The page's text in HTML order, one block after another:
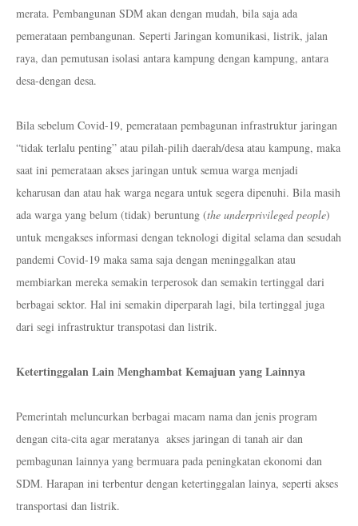
merata. Pembangunan SDM akan dengan mudah, bila saja ada
pemerataan pembangunan. Seperti Jaringan komunikasi, listrik, jalan
raya, dan pemutusan isolasi antara kampung dengan kampung, antara
desa-dengan desa.
Bila sebelum Covid-19, pemerataan pembagunan infrastruktur jaringan
“tidak terlalu penting” atau pilah-pilih daerah/desa atau kampung, maka
saat ini pemerataan akses jaringan untuk semua warga menjadi
keharusan dan atau hak warga negara untuk segera dipenuhi. Bila masih
ada warga yang belum (tidak) beruntung (the underprivileged people)
untuk mengakses informasi dengan teknologi digital selama dan sesudah
pandemi Covid-19 maka sama saja dengan meninggalkan atau
membiarkan mereka semakin terperosok dan semakin tertinggal dari
berbagai sektor. Hal ini semakin diperparah lagi, bila tertinggal juga
dari segi infrastruktur transpotasi dan listrik.
Ketertinggalan Lain Menghambat Kemajuan yang Lainnya
Pemerintah meluncurkan berbagai macam nama dan jenis program
dengan cita-cita agar meratanya akses jaringan di tanah air dan
pembagunan lainnya yang bermuara pada peningkatan ekonomi dan
SDM. Harapan ini terbentur dengan ketertinggalan lainya, seperti akses
transportasi dan listrik.